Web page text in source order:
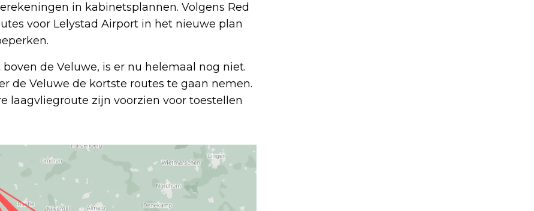
in kabinetsplannen. Volgens Red
voor Lelystad Airport in het nieuwe plan
de Veluwe, is er nu helemaal nog niet.
de Veluwe de kortste routes te gaan nemen.
laagvliegroute zijn voorzien voor toestellen